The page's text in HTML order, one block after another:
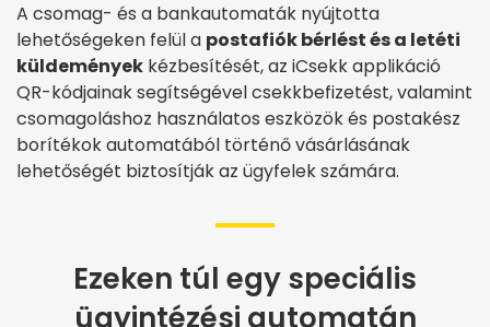
A csomag- és a bankautomaták nyújtotta
lehetőségeken felül a postafiók bérlést és a letéti
küldemények kézbesítését, az iCsekk applikáció
QR-kódjainak segítségével csekkbefizetést, valamint
csomagoláshoz használatos eszközök és postakész
borítékok automatából történő vásárlásának
lehetőségét biztosítják az ügyfelek számára.
Ezeken túl egy speciális
ügyintézési automatán